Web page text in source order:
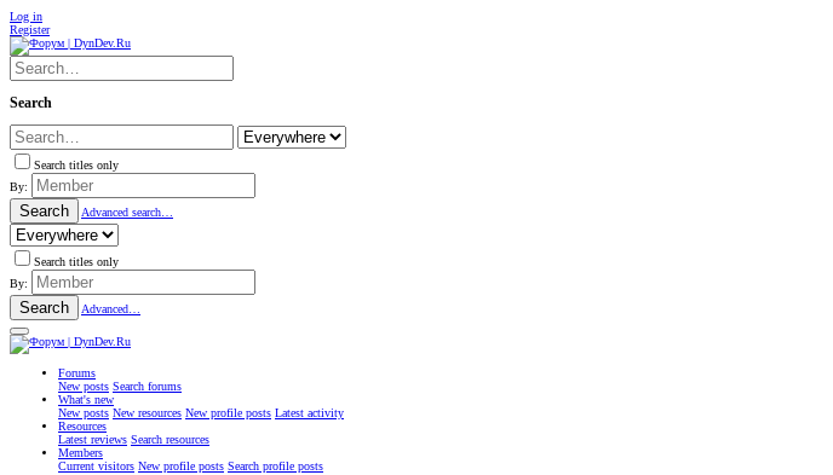
Log in
Register
Search
Search titles only
By:
Search Advanced search…
Search titles only
By:
Search Advanced…
Forums
New posts Search forums
What's new
New posts New resources New profile posts Latest activity
Resources
Latest reviews Search resources
Members
Current visitors New profile posts Search profile posts